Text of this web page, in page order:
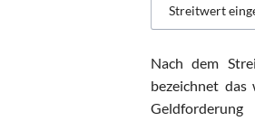
Nach dem
bezeichnet